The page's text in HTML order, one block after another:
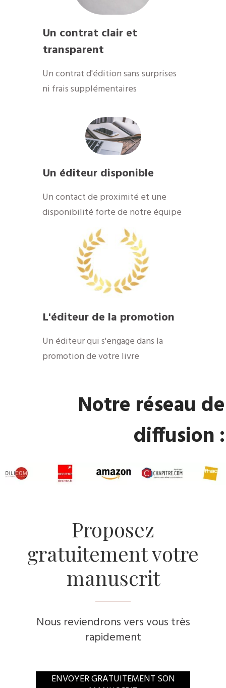
Un contrat clair et
transparent
Un contrat d'édition sans surprises
ni frais supplémentaires
Un éditeur disponible
​Un contact de proximité et une
disponibilité forte de notre équipe
​L'éditeur de la promotion
​Un éditeur qui s'engage dans la
promotion de votre livre
​Notre réseau de
diffusion :
​Proposez
gratuitement votre
manuscrit
Nous reviendrons vers vous très
rapidement
​ENVOYER GRATUITEMENT SON